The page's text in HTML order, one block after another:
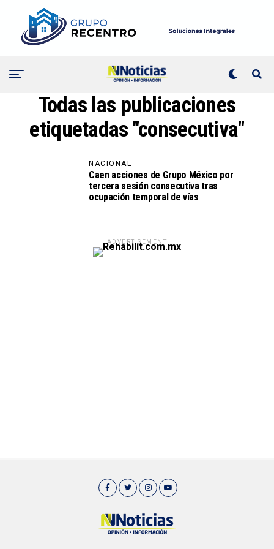
Todas las publicaciones
etiquetadas "consecutiva"
NACIONAL
Caen acciones de Grupo México por
tercera sesión consecutiva tras
ocupación temporal de vías
ADVERTISEMENT